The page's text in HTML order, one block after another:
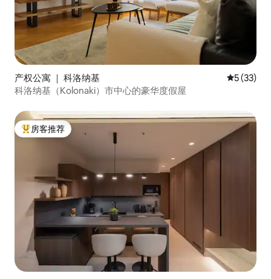
产权公寓 ｜ 科洛纳基 平均评分
5 (33)
科洛纳基（Kolonaki）市中心的豪华度假屋
热门「房客推荐」
房客推荐